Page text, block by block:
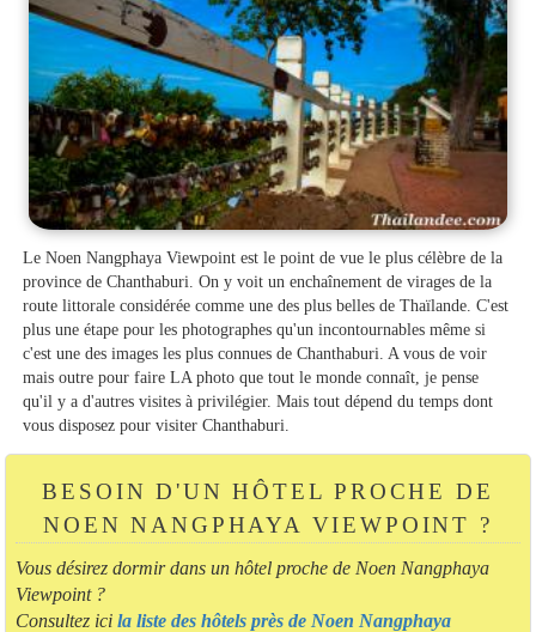
Le Noen Nangphaya Viewpoint est le point de vue le plus célèbre de la
province de Chanthaburi. On y voit un enchaînement de virages de la
route littorale considérée comme une des plus belles de Thaïlande. C'est
plus une étape pour les photographes qu'un incontournables même si
c'est une des images les plus connues de Chanthaburi. A vous de voir
mais outre pour faire LA photo que tout le monde connaît, je pense
qu'il y a d'autres visites à privilégier. Mais tout dépend du temps dont
vous disposez pour visiter Chanthaburi.
BESOIN D'UN HÔTEL PROCHE DE
NOEN NANGPHAYA VIEWPOINT ?
Vous désirez dormir dans un hôtel proche de Noen Nangphaya
Viewpoint ?
Consultez ici la liste des hôtels près de Noen Nangphaya